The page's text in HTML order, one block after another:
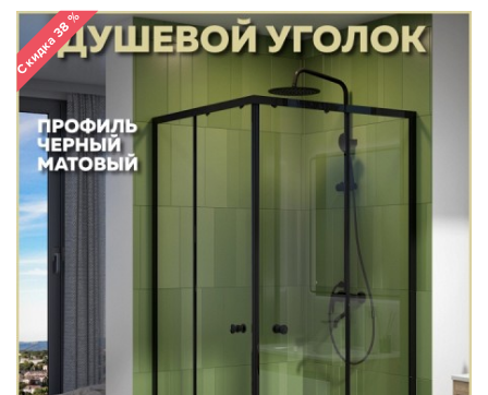
Скидка 38 %